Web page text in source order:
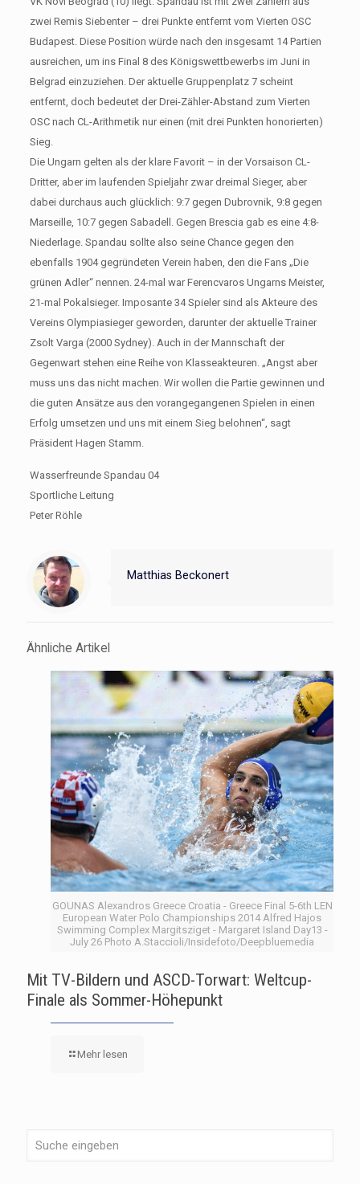
zwei Remis Siebenter – drei Punkte entfernt vom Vierten OSC
Budapest. Diese Position würde nach den insgesamt 14 Partien
ausreichen, um ins Final 8 des Königswettbewerbs im Juni in
Belgrad einzuziehen. Der aktuelle Gruppenplatz 7 scheint
entfernt, doch bedeutet der Drei-Zähler-Abstand zum Vierten
OSC nach CL-Arithmetik nur einen (mit drei Punkten honorierten)
Sieg.
Die Ungarn gelten als der klare Favorit – in der Vorsaison CL-
Dritter, aber im laufenden Spieljahr zwar dreimal Sieger, aber
dabei durchaus auch glücklich: 9:7 gegen Dubrovnik, 9:8 gegen
Marseille, 10:7 gegen Sabadell. Gegen Brescia gab es eine 4:8-
Niederlage. Spandau sollte also seine Chance gegen den
ebenfalls 1904 gegründeten Verein haben, den die Fans „Die
grünen Adler“ nennen. 24-mal war Ferencvaros Ungarns Meister,
21-mal Pokalsieger. Imposante 34 Spieler sind als Akteure des
Vereins Olympiasieger geworden, darunter der aktuelle Trainer
Zsolt Varga (2000 Sydney). Auch in der Mannschaft der
Gegenwart stehen eine Reihe von Klasseakteuren. „Angst aber
muss uns das nicht machen. Wir wollen die Partie gewinnen und
die guten Ansätze aus den vorangegangenen Spielen in einen
Erfolg umsetzen und uns mit einem Sieg belohnen“, sagt
Präsident Hagen Stamm.
Wasserfreunde Spandau 04
Sportliche Leitung
Peter Röhle
Matthias Beckonert
Ähnliche Artikel
GOUNAS Alexandros Greece Croatia - Greece Final 5-6th LEN
European Water Polo Championships 2014 Alfred Hajos
Swimming Complex Margitsziget - Margaret Island Day13 -
July 26 Photo A.Staccioli/Insidefoto/Deepbluemedia
Mit TV-Bildern und ASCD-Torwart: Weltcup-
Finale als Sommer-Höhepunkt
Mehr lesen